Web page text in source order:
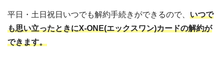
平日・土日祝日いつでも解約手続きができるので、 いつで
も思い立ったときにX-ONE(エックスワン)カードの解約が
できます。